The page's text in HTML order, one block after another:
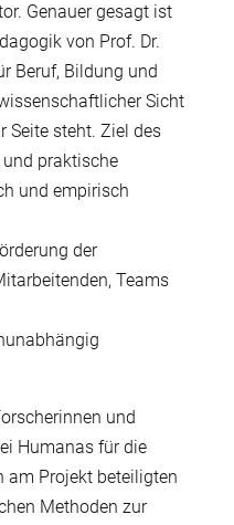
Genauer gesagt ist
dagogik von Prof. Dr.
r Beruf, Bildung und
Sicht
Seite steht. Ziel des
praktische
und empirisch
rderung der
Teams
ängig
und
Humanas für die
am Projekt beteiligten
Methoden zur